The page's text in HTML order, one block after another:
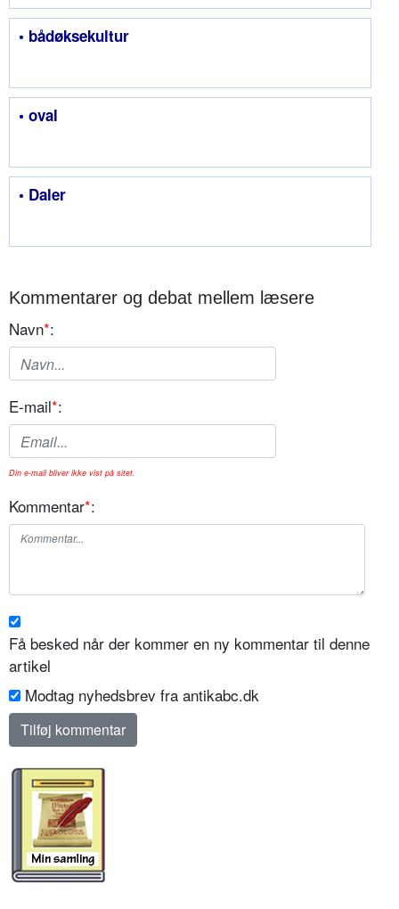
• bådøksekultur
• oval
• Daler
Kommentarer og debat mellem læsere
Navn*:
E-mail*:
Din e-mail bliver ikke vist på sitet.
Kommentar*:
Få besked når der kommer en ny kommentar til denne
artikel
Modtag nyhedsbrev fra antikabc.dk